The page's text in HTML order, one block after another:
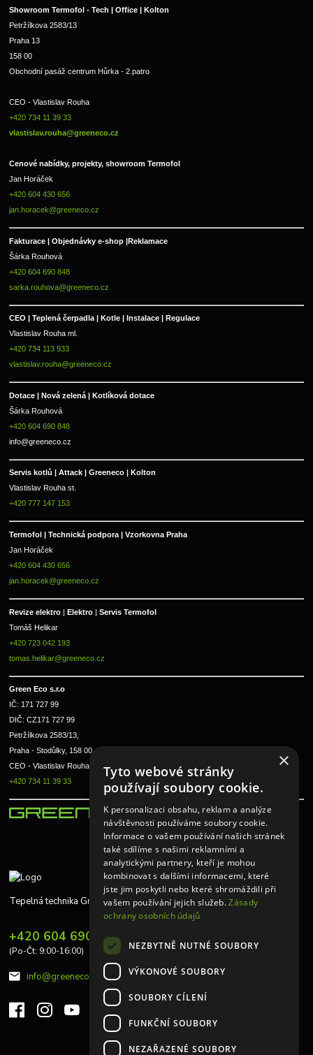
Showroom Termofol - Tech | Office | Kolton
Petržílkova 2583/13
Praha 13
158 00
Obchodní pasáž centrum Hůrka - 2.patro
CEO - Vlastislav Rouha
+420 734 11 39 33
vlastislav.rouha@greeneco.cz
Cenové nabídky, projekty, showroom Termofol
Jan Horáček
+420 604 430 656
jan.horacek@greeneco.cz
Fakturace | Objednávky e-shop |Reklamace
Šárka Rouhová
+420 604 690 848
sarka.rouhova@greeneco.cz
CEO | Teplená čerpadla | Kotle | Instalace | Regulace
Vlastislav Rouha ml.
+420 734 113 933
vlastislav.rouha@greeneco.cz
Dotace | Nová zelená | Kotlíková dotace
Šárka Rouhová
+420 604 690 848
info@greeneco.cz
Servis kotlů | Attack | Greeneco | Kolton
Vlastislav Rouha st.
+420 777 147 153
Termofol | Technická podpora | Vzorkovna Praha
Jan Horáček
+420 604 430 656
jan.horacek@greeneco.cz
Revize elektro | Elektro | Servis Termofol
Tomáš Helikar
+420 723 042 193
tomas.helikar@greeneco.cz
Green Eco s.r.o
IČ: 171 727 99
DIČ: CZ171 727 99
Petržílkova 2583/13,
Praha - Stodůlky, 158 00
CEO - Vlastislav Rouha ml.
+420 734 11 39 33
Tepelná technika Greeneco
+420 604 690 848
(Po-Čt: 9:00-16:00)
info@greeneco.cz
×
Tyto webové stránky
používají soubory cookie.
K personalizaci obsahu, reklam a analýze
návštěvnosti používáme soubory cookie.
Informace o vašem používání našich stránek
také sdílíme s našimi reklamními a
analytickými partnery, kteří je mohou
kombinovat s dalšími informacemi, které
jste jim poskytli nebo které shromáždili při
vašem používání jejich služeb.Zásady
ochrany osobních údajů
NEZBYTNĚ NUTNÉ SOUBORY
VÝKONOVÉ SOUBORY
SOUBORY CÍLENÍ
FUNKČNÍ SOUBORY
NEZAŘAZENÉ SOUBORY